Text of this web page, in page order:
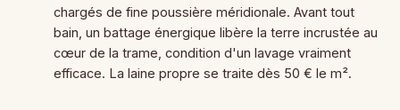
chargés de fine poussière méridionale. Avant tout
bain, un battage énergique libère la terre incrustée au
cœur de la trame, condition d'un lavage vraiment
efficace. La laine propre se traite dès 50 € le m².